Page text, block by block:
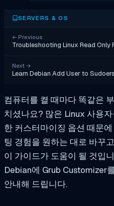
SERVERS & OS
← Previous
Troubleshooting Linux Read Only
Next →
Learn Debian Add User to
컴퓨터를 켤 때마다 똑같은
치셨나요? 많은 Linux 사용
한 커스터마이징 옵션 때문
팅 경험을 원하는 대로 바꾸
이 가이드가 도움이 될 것입
Debian에 Grub Customizer
안내해 드립니다.